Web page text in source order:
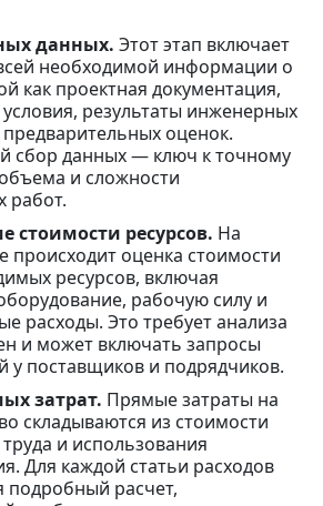
данных. Этот этап включает
необходимой информации о
как проектная документация,
результаты инженерных
оценок.
сбор данных — ключ к точному
и сложности
работ.
стоимости ресурсов. На
происходит оценка стоимости
ресурсов, включая
рабочую силу и
расходы. Это требует анализа
и может включать запросы
у поставщиков и подрядчиков.
затрат. Прямые затраты на
складываются из стоимости
и использования
Для каждой статьи расходов
подробный расчет,